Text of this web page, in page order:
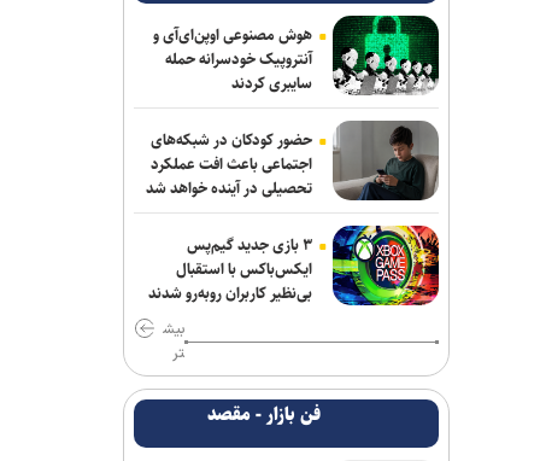
هدف قرار گرفتن اتاق‌ فرماندهی مزدوران
عربستان در یمن
فایننشال‌تایمز: توافق احتمالی آمریکا و ایران
اهداف اولیه ترامپ را محقق نمی‌کند
رایزنی عراقچی و همتای موریتانی خود
درباره تحولات منطقه
انفجار در سوریه/ پهپادها در آسمان لاذقیه
رویت شدند
شبکه اول روسیه: اربعین یکی از بزرگ‌ترین
راهپیمایی‌های جهان است
قالیباف: واقعیت‌ها را بپذیرید
هوش مصنوعی اوپن‌ای‌آی و
آنتروپیک خودسرانه حمله
سایبری کردند
حضور کودکان در شبکه‌های
اجتماعی باعث افت عملکرد
تحصیلی در آینده خواهد شد
۳ بازی جدید گیم‌پس
ایکس‌باکس با استقبال
بی‌نظیر کاربران روبه‌رو شدند
بیش
تر
فن بازار - مقصد